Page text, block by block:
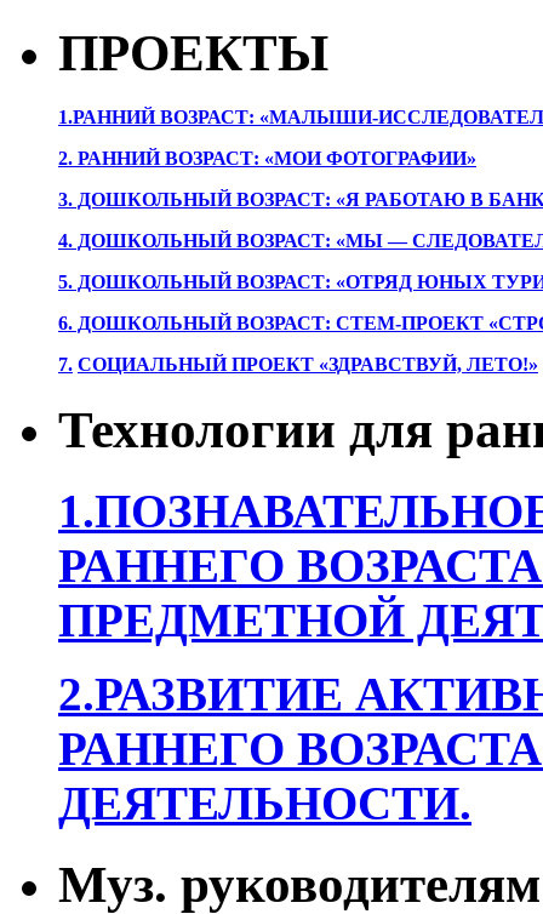
ПРОЕКТЫ
1.РАННИЙ ВОЗРАСТ: «МАЛЫШИ-
2. РАННИЙ ВОЗРАСТ: «МОИ ФОТОГРАФИИ»
3. ДОШКОЛЬНЫЙ ВОЗРАСТ: «Я РАБОТАЮ В
4. ДОШКОЛЬНЫЙ ВОЗРАСТ: «МЫ —
5. ДОШКОЛЬНЫЙ ВОЗРАСТ: «ОТРЯД ЮНЫХ
6. ДОШКОЛЬНЫЙ ВОЗРАСТ: СТЕМ-ПРОЕКТ
7. СОЦИАЛЬНЫЙ ПРОЕКТ «ЗДРАВСТВУЙ, ЛЕТО!»
Технологии для
РАННЕГО
ПРЕДМЕТНОЙ
2.РАЗВИТИЕ
РАННЕГО
ДЕЯТЕЛЬНОСТИ.
Муз. руководителям